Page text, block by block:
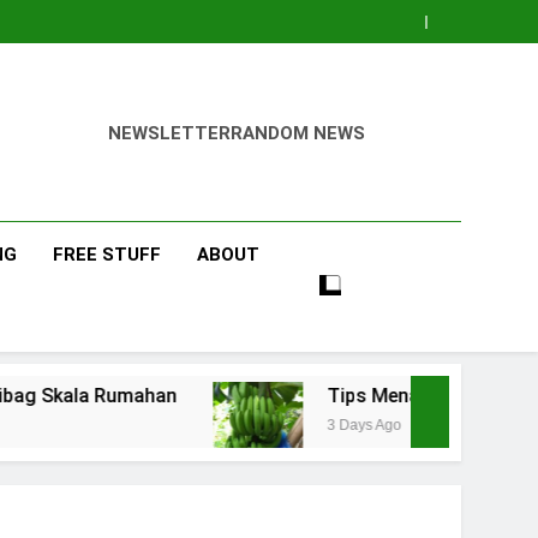
NEWSLETTERRANDOM NEWS
FREE STUFF ABOUT
Tips Menanam Pisang : Pentingnya
3 Days Ago